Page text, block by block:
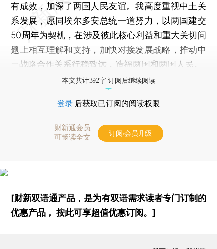
有成效，加深了两国人民友谊。我高度重视中土关
系发展，愿同埃尔多安总统一道努力，以两国建交
50周年为契机，在涉及彼此核心利益和重大关切问
题上相互理解和支持，加快对接发展战略，推动中
土战略合作关系行稳致远，造福两国和两国人民。
本文共计392字 订阅后继续阅读
登录 后获取已订阅的阅读权限
财新通会员
可畅读全文
订阅/会员升级
[财新双语通产品，是为有双语需求读者专门订制的
优惠产品，按此可享超值优惠订阅 。]